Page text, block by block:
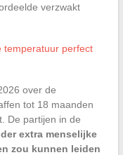
verzwakt
temperatuur perfect
over de
tot 18 maanden
De partijen in de
extra menselijke
zou kunnen leiden